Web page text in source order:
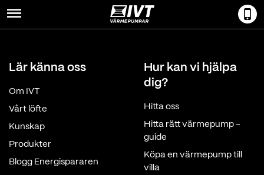
Lär känna oss
Om IVT
Vårt löfte
Kunskap
Produkter
Blogg Energispararen
Hur kan vi hjälpa
dig?
Hitta oss
Hitta rätt värmepump -
guide
Köpa en värmepump till
villa